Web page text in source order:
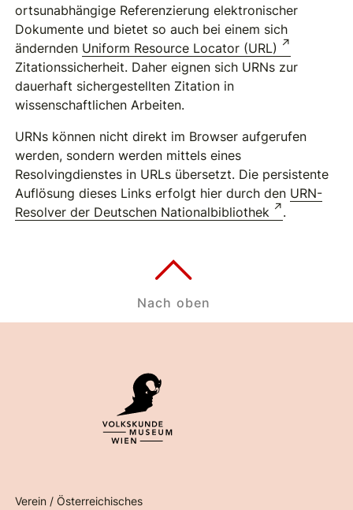
ortsunabhängige Referenzierung elektronischer
Dokumente und bietet so auch bei einem sich
ändernden Uniform Resource Locator (URL)
Zitationssicherheit. Daher eignen sich URNs zur
dauerhaft sichergestellten Zitation in
wissenschaftlichen Arbeiten.
URNs können nicht direkt im Browser aufgerufen
werden, sondern werden mittels eines
Resolvingdienstes in URLs übersetzt. Die persistente
Auflösung dieses Links erfolgt hier durch den URN-
Resolver der Deutschen Nationalbibliothek
.
Verein / Österreichisches
Nach oben